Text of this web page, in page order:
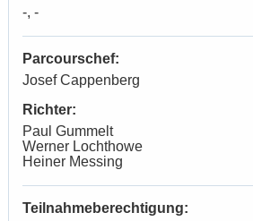
-, -
Parcourschef:
Josef Cappenberg
Richter:
Paul Gummelt
Werner Lochthowe
Heiner Messing
Teilnahmeberechtigung: